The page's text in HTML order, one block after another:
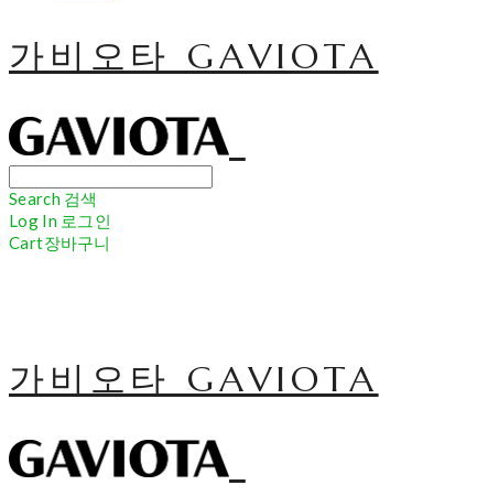
가비오타 GAVIOTA
Search 검색
Log In 로그인
Cart장바구니
가비오타 GAVIOTA